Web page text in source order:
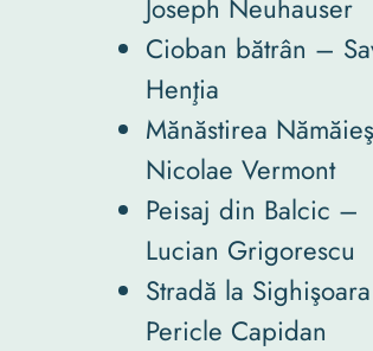
Joseph Neuhauser
Cioban bătrân –
Henţia
Mănăstirea
Nicolae Vermont
Peisaj din Balcic –
Lucian Grigorescu
Stradă la
Pericle Capidan